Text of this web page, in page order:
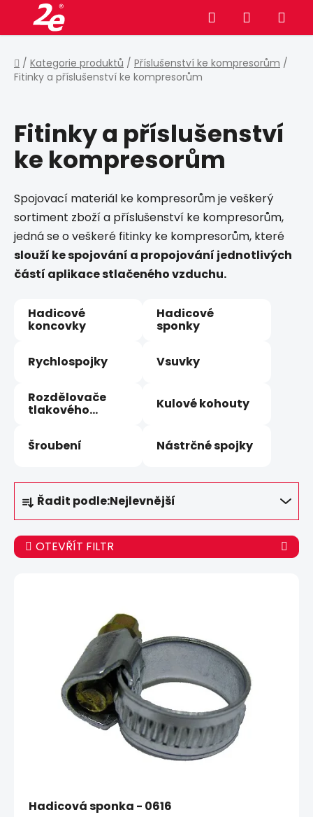
obsah
Hledat NÁKUPNÍ
KOŠÍK
Domů
/ Kategorie produktů / Příslušenství ke kompresorům /
Fitinky a příslušenství ke kompresorům
Fitinky a příslušenství
ke kompresorům
Spojovací materiál ke kompresorům je veškerý
sortiment zboží a příslušenství ke kompresorům,
jedná se o veškeré fitinky ke kompresorům, které
slouží ke spojování a propojování jednotlivých
částí aplikace stlačeného vzduchu.
Hadicové
koncovky
Hadicové
sponky
Rychlospojky Vsuvky
Rozdělovače
tlakového Kulové kohouty
Šroubení Nástrčné spojky
Ř
a
z
e
n
Řadit podle:Nejlevnější
OTEVŘÍT FILTR
Hadicová sponka - 0616